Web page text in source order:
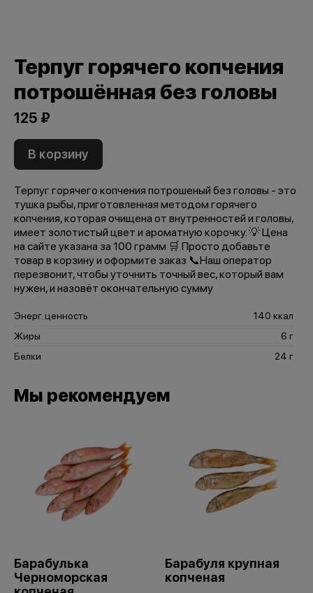
Терпуг горячего копчения
потрошённая без головы
125 ₽
В корзину
Терпуг горячего копчения потрошеный без головы - это
тушка рыбы, приготовленная методом горячего
копчения, которая очищена от внутренностей и головы,
имеет золотистый цвет и ароматную корочку. 💡 Цена
на сайте указана за 100 грамм 🛒 Просто добавьте
товар в корзину и оформите заказ 📞Наш оператор
перезвонит, чтобы уточнить точный вес, который вам
нужен, и назовёт окончательную сумму
Энерг. ценность
140 ккал
Жиры
6 г
Белки
24 г
Мы рекомендуем
Барабулька
Черноморская
Барабуля крупная
копченая